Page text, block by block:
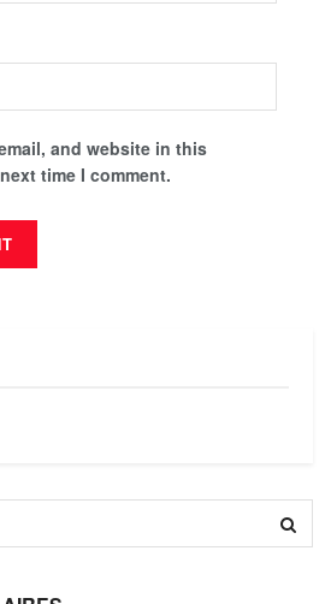
and website in this
time I comment.